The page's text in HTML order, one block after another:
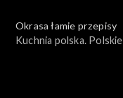
Okrasa łamie przepisy
Kuchnia polska. Polskie